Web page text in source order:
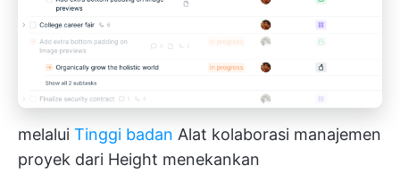
melalui Tinggi badan Alat kolaborasi manajemen
proyek dari Height menekankan